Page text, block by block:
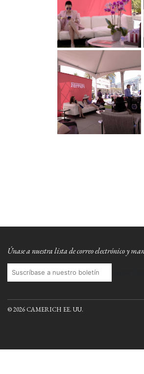
Únase a nuestra lista de correo electrónico y
© 2026 CAMERICH EE. UU.